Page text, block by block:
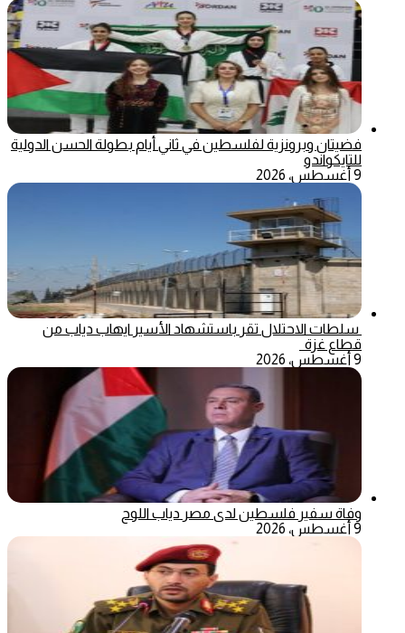
فضيتان وبرونزية لفلسطين في ثاني أيام بطولة الحسن الدولية
للتايكواندو
9 أغسطس، 2026
سلطات الاحتلال تقر باستشهاد الأسير ايهاب دياب من
قطاع غزة
9 أغسطس، 2026
وفاة سفير فلسطين لدى مصر دياب اللوح
9 أغسطس، 2026